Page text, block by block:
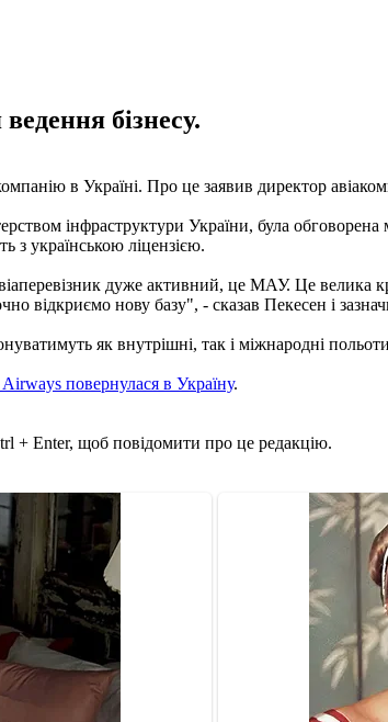
бізнесу.
в Україні. Про це заявив директор
інфраструктури України, була
з українською ліцензією.
дуже активний, це МАУ. Це велика
відкриємо нову базу", - сказав Пекесен і
як внутрішні, так і міжнародні
повернулася в Україну.
+ Enter, щоб повідомити про це редакцію.